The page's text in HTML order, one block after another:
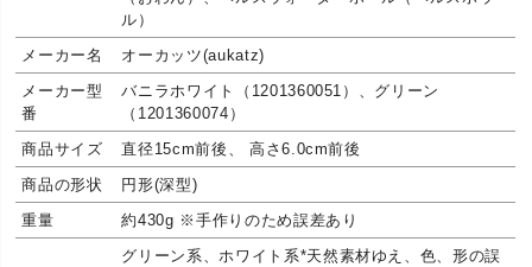
ル）
メーカー名
オーカッツ(aukatz)
メーカー型
番
バニラホワイト（1201360051）、グリーン
（1201360074）
商品サイズ
直径15cm前後、 高さ6.0cm前後
商品の形状
円形(深型)
重量
約430g ※手作りのため誤差あり
グリーン系、ホワイト系*天然素材ゆえ、色、形の誤